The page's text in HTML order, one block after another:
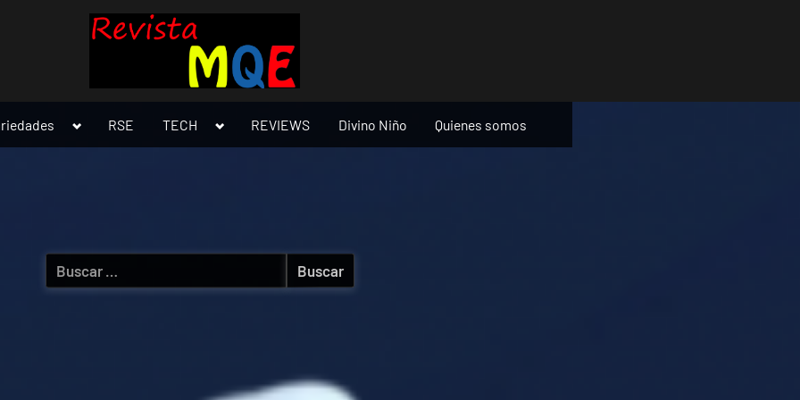
Toggle
menu
RSE TECH
Toggle
menu
REVIEWS Divino Niño Quienes somos
Buscar: